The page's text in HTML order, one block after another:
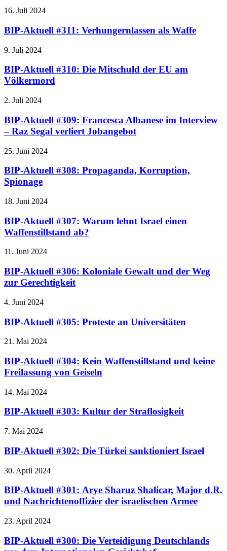
16. Juli 2024
BIP-Aktuell #311: Verhungernlassen als Waffe
9. Juli 2024
BIP-Aktuell #310: Die Mitschuld der EU am
Völkermord
2. Juli 2024
BIP-Aktuell #309: Francesca Albanese im Interview
– Raz Segal verliert Jobangebot
25. Juni 2024
BIP-Aktuell #308: Propaganda, Korruption,
Spionage
18. Juni 2024
BIP-Aktuell #307: Warum lehnt Israel einen
Waffenstillstand ab?
11. Juni 2024
BIP-Aktuell #306: Koloniale Gewalt und der Weg
zur Gerechtigkeit
4. Juni 2024
BIP-Aktuell #305: Proteste an Universitäten
21. Mai 2024
BIP-Aktuell #304: Kein Waffenstillstand und keine
Freilassung von Geiseln
14. Mai 2024
BIP-Aktuell #303: Kultur der Straflosigkeit
7. Mai 2024
BIP-Aktuell #302: Die Türkei sanktioniert Israel
30. April 2024
BIP-Aktuell #301: Arye Sharuz Shalicar, Major d.R.
und Nachrichtenoffizier der israelischen Armee
23. April 2024
BIP-Aktuell #300: Die Verteidigung Deutschlands